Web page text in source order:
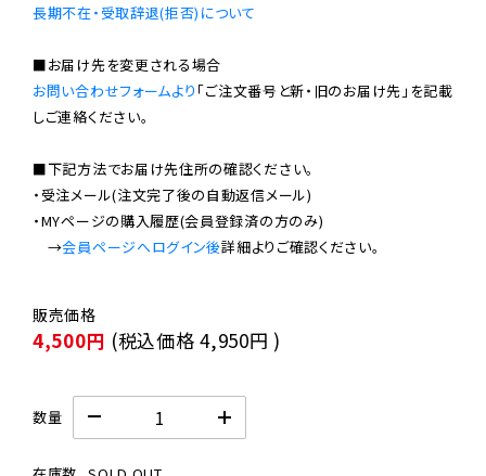
長期不在・受取辞退(拒否)について
お問い合わせフォームより 「ご注文番号と新・旧のお届け先」を記載
しご連絡ください。
■下記方法でお届け先住所の確認ください。
・受注メール(注文完了後の自動返信メール)
・MYページの購入履歴(会員登録済の方のみ)
→会員ページへログイン後
4,500円 (税込価格4,950円 )
数量